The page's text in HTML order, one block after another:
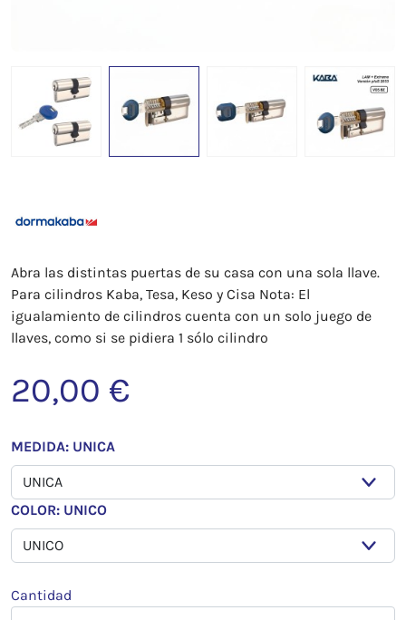
Abra las distintas puertas de su casa con una sola llave.
Para cilindros Kaba, Tesa, Keso y Cisa Nota: El
igualamiento de cilindros cuenta con un solo juego de
llaves, como si se pidiera 1 sólo cilindro
20,00 €
MEDIDA: UNICA
COLOR: UNICO
Cantidad